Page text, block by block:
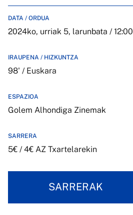
DATA / ORDUA
2024ko, urriak 5, larunbata / 12:00
IRAUPENA / HIZKUNTZA
98' / Euskara
ESPAZIOA
Golem Alhondiga Zinemak
SARRERA
5€ / 4€ AZ Txartelarekin
SARRERAK